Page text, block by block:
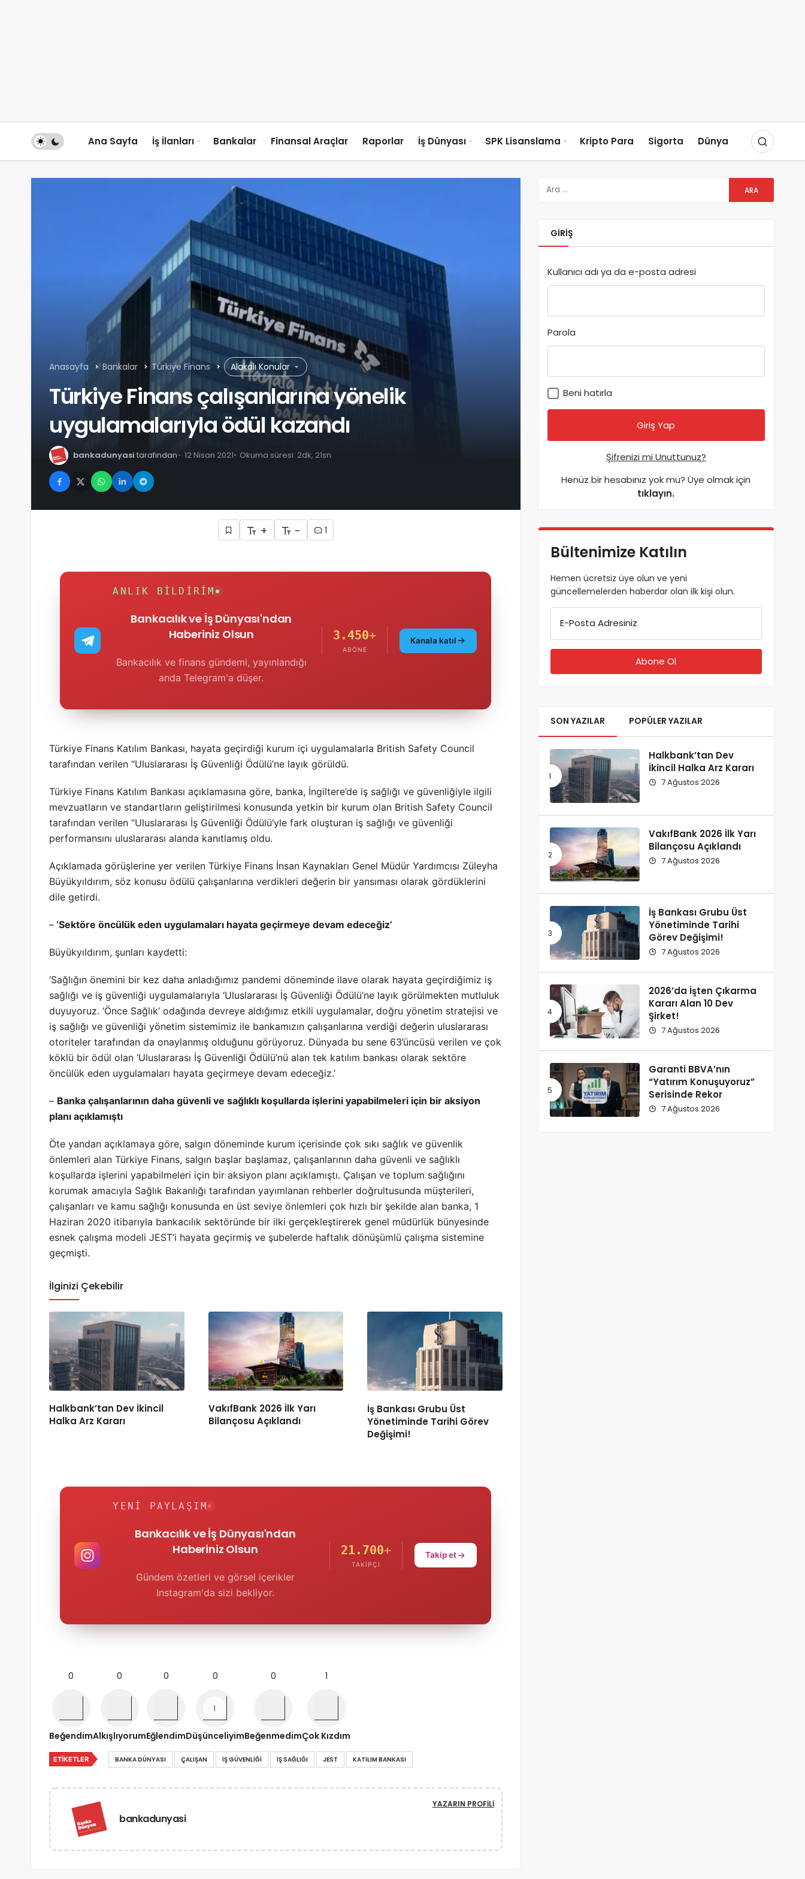
Ana Sayfa İş İlanları Bankalar Finansal Araçlar Raporlar İş Dünyası SPK Lisanslama Kripto Para Sigorta Dünya
Anasayfa Bankalar Türkiye Finans Alakalı Konular
Türkiye Finans çalışanlarına yönelik
uygulamalarıyla ödül kazandı
bankadunyasi tarafından 12 Nisan 2021 Okuma süresi: 2dk, 21sn
+ - 1
ANLIK BILDIRIM
Bankacılık ve İş Dünyası'ndan
Haberiniz Olsun
Bankacılık ve finans gündemi, yayınlandığı
anda Telegram'a düşer.
3.450+
ABONE
Kanala katıl
Türkiye Finans Katılım Bankası, hayata geçirdiği kurum içi uygulamalarla British Safety Council
tarafından verilen “Uluslararası İş Güvenliği Ödülü’ne layık görüldü.
Türkiye Finans Katılım Bankası açıklamasına göre, banka, İngiltere’de iş sağlığı ve güvenliğiyle ilgili
mevzuatların ve standartların geliştirilmesi konusunda yetkin bir kurum olan British Safety Council
tarafından verilen “Uluslararası İş Güvenliği Ödülü’yle fark oluşturan iş sağlığı ve güvenliği
performansını uluslararası alanda kanıtlamış oldu.
Açıklamada görüşlerine yer verilen Türkiye Finans İnsan Kaynakları Genel Müdür Yardımcısı Züleyha
Büyükyıldırım, söz konusu ödülü çalışanlarına verdikleri değerin bir yansıması olarak gördüklerini
dile getirdi.
– ‘Sektöre öncülük eden uygulamaları hayata geçirmeye devam edeceğiz’
Büyükyıldırım, şunları kaydetti:
‘Sağlığın önemini bir kez daha anladığımız pandemi döneminde ilave olarak hayata geçirdiğimiz iş
sağlığı ve iş güvenliği uygulamalarıyla ‘Uluslararası İş Güvenliği Ödülü’ne layık görülmekten mutluluk
duyuyoruz. ‘Önce Sağlık’ odağında devreye aldığımız etkili uygulamalar, doğru yönetim stratejisi ve
iş sağlığı ve güvenliği yönetim sistemimiz ile bankamızın çalışanlarına verdiği değerin uluslararası
otoriteler tarafından da onaylanmış olduğunu görüyoruz. Dünyada bu sene 63’üncüsü verilen ve çok
köklü bir ödül olan ‘Uluslararası İş Güvenliği Ödülü’nü alan tek katılım bankası olarak sektöre
öncülük eden uygulamaları hayata geçirmeye devam edeceğiz.’
– Banka çalışanlarının daha güvenli ve sağlıklı koşullarda işlerini yapabilmeleri için bir aksiyon
planı açıklamıştı
Öte yandan açıklamaya göre, salgın döneminde kurum içerisinde çok sıkı sağlık ve güvenlik
önlemleri alan Türkiye Finans, salgın başlar başlamaz, çalışanlarının daha güvenli ve sağlıklı
koşullarda işlerini yapabilmeleri için bir aksiyon planı açıklamıştı. Çalışan ve toplum sağlığını
korumak amacıyla Sağlık Bakanlığı tarafından yayımlanan rehberler doğrultusunda müşterileri,
çalışanları ve kamu sağlığı konusunda en üst seviye önlemleri çok hızlı bir şekilde alan banka, 1
Haziran 2020 itibarıyla bankacılık sektöründe bir ilki gerçekleştirerek genel müdürlük bünyesinde
esnek çalışma modeli JEST’i hayata geçirmiş ve şubelerde haftalık dönüşümlü çalışma sistemine
geçmişti.​​​​​​​
İlginizi Çekebilir
Halkbank’tan Dev İkincil
Halka Arz Kararı
VakıfBank 2026 İlk Yarı
Bilançosu Açıklandı
İş Bankası Grubu Üst
Yönetiminde Tarihi Görev
Değişimi!
YENI PAYLAŞIM
Bankacılık ve İş Dünyası'ndan
Haberiniz Olsun
Gündem özetleri ve görsel içerikler
Instagram'da sizi bekliyor.
21.700+
TAKIPÇI
Takip et
0
Beğendim
0
Alkışlıyorum
0
Eğlendim
0
Düşünceliyim
0
Beğenmedim
1
Çok Kızdım
ETIKETLER BANKA DÜNYASI ÇALIŞAN IŞ GÜVENLIĞI IŞ SAĞLIĞI JEST KATILIM BANKASI
bankadunyasi
YAZARIN PROFILI
GIRIŞ
Kullanıcı adı ya da e-posta adresi
Parola
Beni hatırla
Şifrenizi mi Unuttunuz?
Henüz bir hesabınız yok mu? Üye olmak için
tıklayın.
Bültenimize Katılın
Hemen ücretsiz üye olun ve yeni
güncellemelerden haberdar olan ilk kişi olun.
E-Posta Adresiniz
SON YAZILAR POPÜLER YAZILAR
Halkbank’tan Dev
İkincil Halka Arz Kararı
7 Ağustos 2026
VakıfBank 2026 İlk Yarı
Bilançosu Açıklandı
7 Ağustos 2026
İş Bankası Grubu Üst
Yönetiminde Tarihi
Görev Değişimi!
7 Ağustos 2026
2026’da İşten Çıkarma
Kararı Alan 10 Dev
Şirket!
7 Ağustos 2026
Garanti BBVA’nın
“Yatırım Konuşuyoruz”
Serisinde Rekor
7 Ağustos 2026